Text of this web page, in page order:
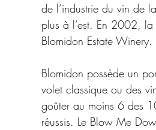
de l’industrie du vin de
plus à l’est. En 2002, la
Blomidon Estate Winery.
Blomidon possède un
volet classique ou des
goûter au moins 6 des
réussis. Le Blow Me